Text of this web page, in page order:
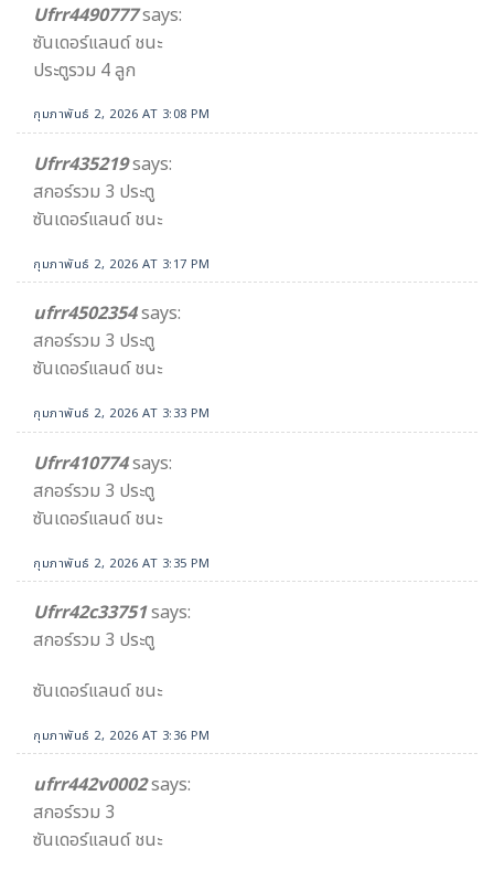
Ufrr4490777says:
ซันเดอร์แลนด์ ชนะ
ประตูรวม 4 ลูก
กุมภาพันธ์ 2, 2026 AT 3:08 PM
Ufrr435219says:
สกอร์รวม 3 ประตู
ซันเดอร์แลนด์ ชนะ
กุมภาพันธ์ 2, 2026 AT 3:17 PM
ufrr4502354says:
สกอร์รวม 3 ประตู
ซันเดอร์แลนด์ ชนะ
กุมภาพันธ์ 2, 2026 AT 3:33 PM
Ufrr410774says:
สกอร์รวม 3 ประตู
ซันเดอร์แลนด์ ชนะ
กุมภาพันธ์ 2, 2026 AT 3:35 PM
Ufrr42c33751says:
สกอร์รวม 3 ประตู
ซันเดอร์แลนด์ ชนะ
กุมภาพันธ์ 2, 2026 AT 3:36 PM
ufrr442v0002says:
สกอร์รวม 3
ซันเดอร์แลนด์ ชนะ